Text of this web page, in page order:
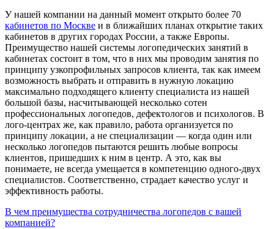
У нашей компании на данный момент открыто более 70
кабинетов по Москве и в ближайших планах открытие таких
кабинетов в других городах России, а также Европы.
Преимущество нашей системы логопедических занятий в
кабинетах состоит в том, что в них мы проводим занятия по
принципу узкопрофильных запросов клиента, так как имеем
возможность выбрать и отправить в нужную локацию
максимально подходящего клиенту специалиста из нашей
большой базы, насчитывающей несколько сотен
профессиональных логопедов, дефектологов и психологов. В
лого-центрах же, как правило, работа организуется по
принципу локации, а не специализации — когда один или
несколько логопедов пытаются решить любые вопросы
клиентов, пришедших к ним в центр. А это, как вы
понимаете, не всегда умещается в компетенцию одного-двух
специалистов. Соответственно, страдает качество услуг и
эффективность работы.
В чем преимущества сотрудничества логопедов с вашей
компанией?